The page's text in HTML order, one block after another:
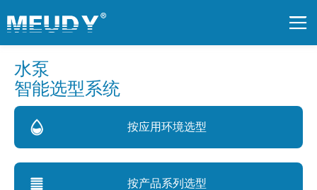
水泵
智能选型系统
按应用环境选型
按产品系列选型